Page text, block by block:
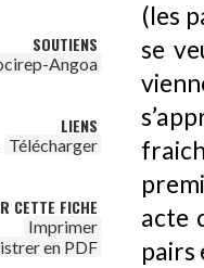
SOUTIENS
Angoa
LIENS
Télécharger
CETTE FICHE
Imprimer
en PDF
(les
se
acte
pairs